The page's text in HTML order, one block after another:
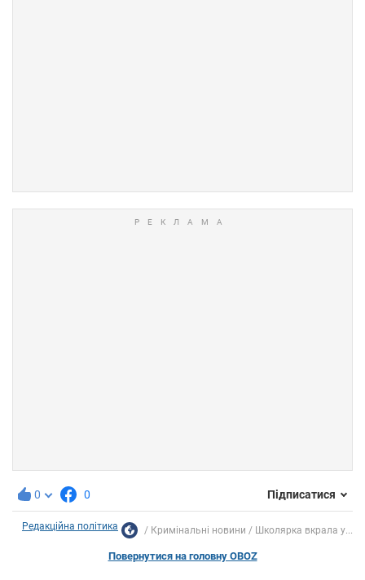
0 0 Підписатися
Редакційна політика Кримінальні новини Школярка вкрала у...
Повернутися на головну OBOZ